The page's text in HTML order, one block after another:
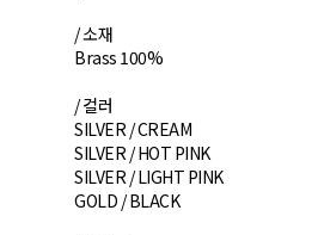
/ 소재
Brass 100%
/ 컬러
SILVER / CREAM
SILVER / HOT PINK
SILVER / LIGHT PINK
GOLD / BLACK